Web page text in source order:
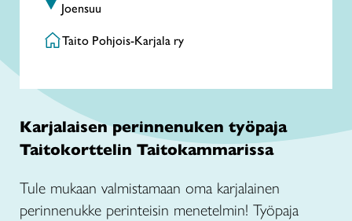
Joensuu
Taito Pohjois-Karjala ry
Karjalaisen perinnenuken työpaja
Taitokorttelin Taitokammarissa
Tule mukaan valmistamaan oma karjalainen
perinnenukke perinteisin menetelmin! Työpaja